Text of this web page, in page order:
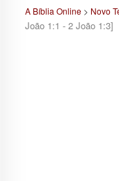
A Bíblia Online> Novo
João 1:1 - 2 João 1:3]